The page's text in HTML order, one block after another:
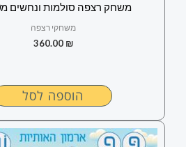
משחק רצפה סולמות ונחשים מ1-100
משחקי רצפה
360.00 ₪
הוספה לסל